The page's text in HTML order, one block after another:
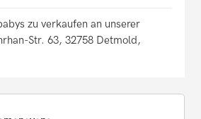
zu verkaufen an unserer
Str. 63, 32758 Detmold,